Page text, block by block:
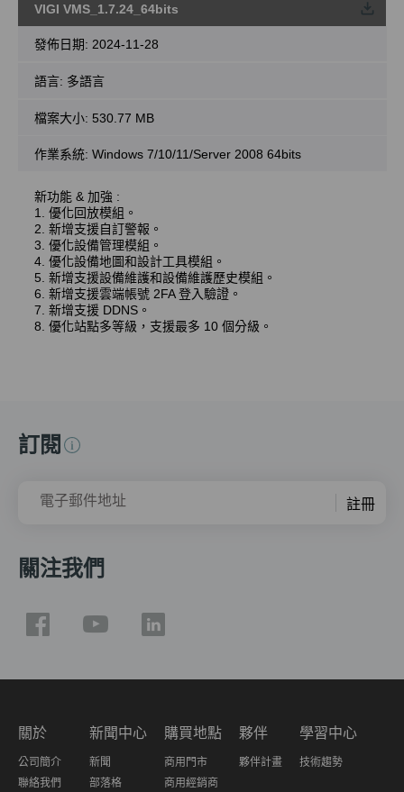
VIGI VMS_1.7.24_64bits
發佈日期: 2024-11-28
語言: 多語言
檔案大小: 530.77 MB
作業系統: Windows 7/10/11/Server 2008 64bits
新功能 & 加強 :
1. 優化回放模組。
2. 新增支援自訂警報。
3. 優化設備管理模組。
4. 優化設備地圖和設計工具模組。
5. 新增支援設備維護和設備維護歷史模組。
6. 新增支援雲端帳號 2FA 登入驗證。
7. 新增支援 DDNS。
8. 優化站點多等級，支援最多 10 個分級。
訂閱
電子郵件地址 註冊
關注我們
關於
公司簡介
聯絡我們
新聞中心
新聞
部落格
購買地點
商用門市
商用經銷商
夥伴
夥伴計畫
學習中心
技術趨勢